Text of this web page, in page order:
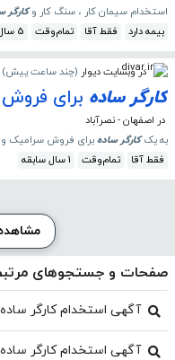
استخدام سیمان کار ، سنگ کار وکارگر
بیمه دارد
فقط آقا تمام‌وقت 5 سال سابقه
در وبسایت دیوار (چند ساعت پیش)
کارگر ساده برای فروش
در اصفهان - نصرآباد
به یککارگر سادهبرای فروش سرامیک و
فقط آقا
تمام‌وقت 1 سال سابقه
صفحات و جستجوهای
آگهی استخدام کارگر
آگهی استخدام کارگر